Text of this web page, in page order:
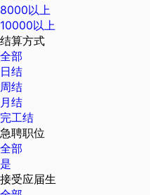
8000以上
10000以上
结算方式
全部
日结
周结
月结
完工结
急聘职位
全部
是
接受应届生